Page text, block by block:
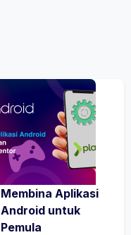
Membina Aplikasi
Android untuk
Pemula